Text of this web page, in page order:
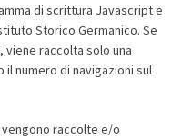
di scrittura Javascript e
Storico Germanico. Se
raccolta solo una
numero di navigazioni sul
raccolte e/o